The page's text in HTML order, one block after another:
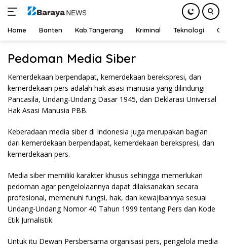
Home Banten Kab.Tangerang Kriminal Teknologi
Pedoman Media Siber
Kemerdekaan berpendapat, kemerdekaan berekspresi, dan
kemerdekaan pers adalah hak asasi manusia yang dilindungi
Pancasila, Undang-Undang Dasar 1945, dan Deklarasi Universal
Hak Asasi Manusia PBB.
Keberadaan media siber di Indonesia juga merupakan bagian
dari kemerdekaan berpendapat, kemerdekaan berekspresi, dan
kemerdekaan pers.
Media siber memiliki karakter khusus sehingga memerlukan
pedoman agar pengelolaannya dapat dilaksanakan secara
profesional, memenuhi fungsi, hak, dan kewajibannya sesuai
Undang-Undang Nomor 40 Tahun 1999 tentang Pers dan Kode
Etik Jurnalistik.
Untuk itu Dewan Persbersama organisasi pers, pengelola media